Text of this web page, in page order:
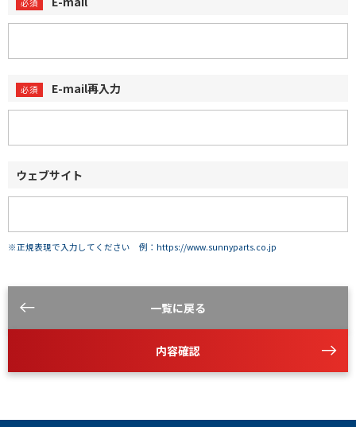
E-mail再入力
ウェブサイト
※正規表現で入力してください 例：https://www.sunnyparts.co.jp
一覧に戻る
内容確認